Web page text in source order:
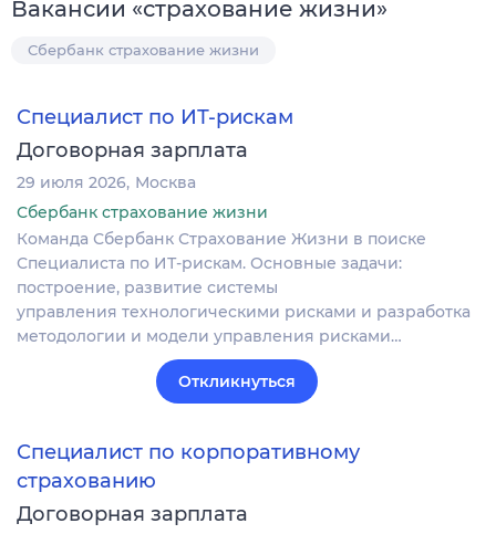
Вакансии «страхование жизни»
Сбербанк страхование жизни
Специалист по ИТ-рискам
Договорная зарплата
29 июля 2026 Москва
Сбербанк страхование жизни
Команда Сбербанк Страхование Жизни в поиске
Специалиста по ИТ-рискам. Основные задачи:
построение, развитие системы
управления технологическими рисками и разработка
методологии и модели управления рисками…
Откликнуться
Специалист по корпоративному
страхованию
Договорная зарплата